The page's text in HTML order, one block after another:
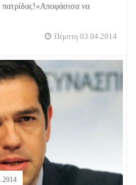
πατρίδας!«Αποφάσισα να
Πέμπτη 03.04.2014